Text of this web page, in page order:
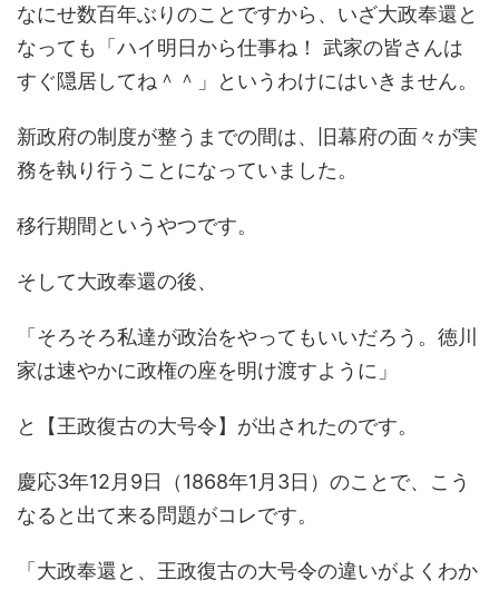
なにせ数百年ぶりのことですから、いざ大政奉還と
なっても「ハイ明日から仕事ね！ 武家の皆さんは
すぐ隠居してね＾＾」というわけにはいきません。
新政府の制度が整うまでの間は、旧幕府の面々が実
務を執り行うことになっていました。
移行期間というやつです。
そして大政奉還の後、
「そろそろ私達が政治をやってもいいだろう。徳川
家は速やかに政権の座を明け渡すように」
と【王政復古の大号令】が出されたのです。
慶応3年12月9日（1868年1月3日）のことで、こう
なると出て来る問題がコレです。
「大政奉還と、王政復古の大号令の違いがよくわか